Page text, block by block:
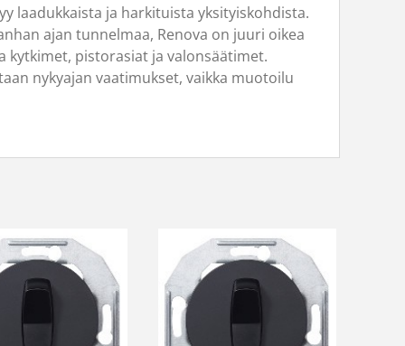
laadukkaista ja harkituista yksityiskohdista.
ajan tunnelmaa, Renova on juuri oikea
kytkimet, pistorasiat ja valonsäätimet.
nykyajan vaatimukset, vaikka muotoilu